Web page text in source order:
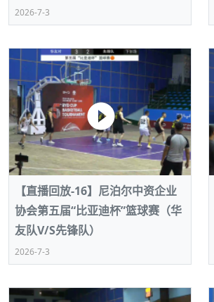
2026-7-3
【直播回放-16】尼泊尔中资企业
协会第五届“比亚迪杯”篮球赛（华
友队V/S先锋队）
2026-7-3